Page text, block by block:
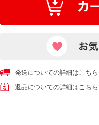
発送についての詳細はこちら
返品についての詳細はこちら